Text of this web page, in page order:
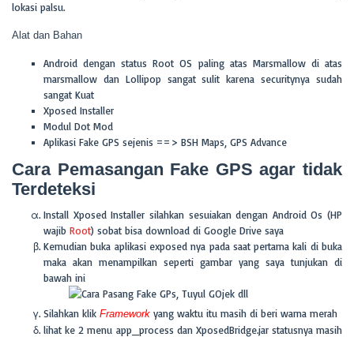
lokasi palsu.
Alat dan Bahan
Android dengan status Root OS paling atas Marsmallow di atas
marsmallow dan Lollipop sangat sulit karena securitynya sudah
sangat Kuat
Xposed Installer
Modul Dot Mod
Aplikasi Fake GPS sejenis ==> BSH Maps, GPS Advance
Cara Pemasangan Fake GPS agar tidak
Terdeteksi
Install Xposed Installer silahkan sesuiakan dengan Android Os (HP
wajib Root) sobat bisa download di Google Drive saya
Kemudian buka aplikasi exposed nya pada saat pertama kali di buka
maka akan menampilkan seperti gambar yang saya tunjukan di
bawah ini
Silahkan klik Framework yang waktu itu masih di beri warna merah
lihat ke 2 menu app_process dan XposedBridge.jar statusnya masih